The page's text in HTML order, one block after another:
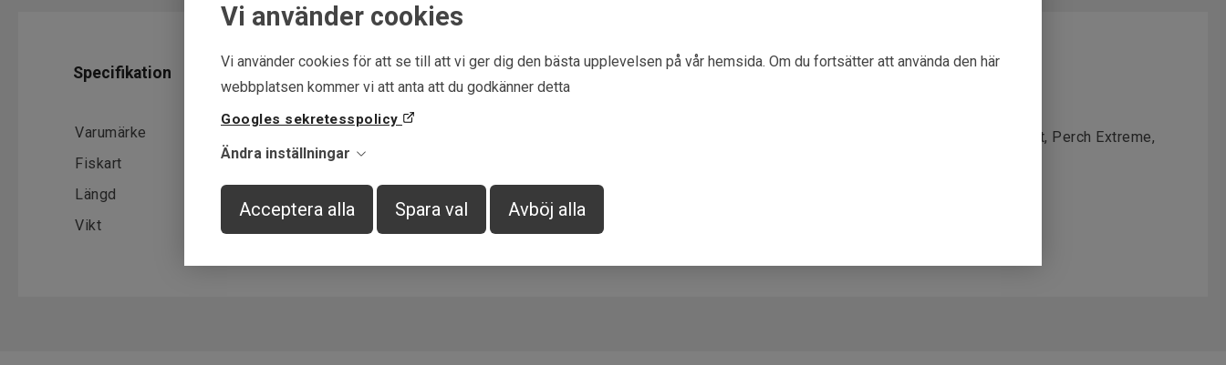
Vi använder cookies
Vi använder cookies för att se till att vi ger dig den bästa upplevelsen på vår hemsida. Om du fortsätter att använda den här
webbplatsen kommer vi att anta att du godkänner detta
Googles sekretesspolicy
Ändra inställningar
Acceptera alla Spara val Avböj alla
Specifikation
Varumärke
Bite of bleak
Fiskart
Abborre, Gös
Längd
10-12cm
Vikt
11-15g
Ytterligare information
Leverantör
Mer information
Shampo Oil, Little Whale, Motoroil Glitter, Chicken Shit, Perch Extreme,